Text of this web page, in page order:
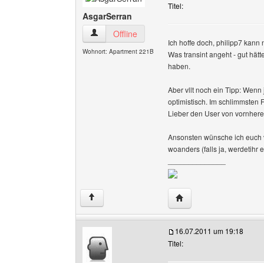
AsgarSerran
AsgarSerran Benutzer-Profile anzeigen
Offline
Wohnort: Apartment 221B
Titel:
Ich hoffe doch, philipp7 kann
Was transint angeht - gut
haben.
Aber vllt noch ein Tipp:
optimistisch. Im schlimmsten
Lieber den User von
Ansonsten wünsche ich
woanders (falls ja, werdetihr
↑ Website dieses
16.07.2011 um 19:18
Titel: